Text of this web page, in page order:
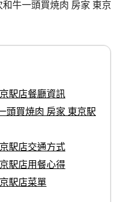
牛一頭買焼肉 房家 東京
駅店餐廳資訊
頭買焼肉 房家 東京駅
駅店交通方式
駅店用餐心得
駅店菜單